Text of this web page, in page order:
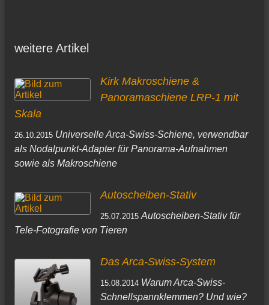
weitere Artikel
Kirk Makroschiene &
Panoramaschiene LRP-1 mit
Skala
26.10.2015 Universelle Arca-Swiss-Schiene, verwendbar
als Nodalpunkt-Adapter für Panorama-Aufnahmen
sowie als Makroschiene
Autoscheiben-Stativ
25.07.2015 Autoscheiben-Stativ für
Tele-Fotografie von Tieren
Das Arca-Swiss-System
15.08.2014 Warum Arca-Swiss-
Schnellspannklemmen? Und wie?